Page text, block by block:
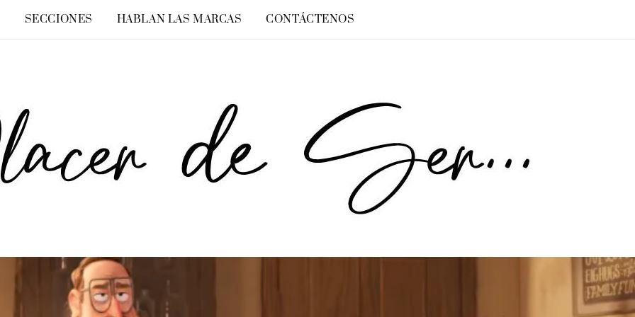
SECCIONES HABLAN LAS MARCAS CONTÁCTENOS